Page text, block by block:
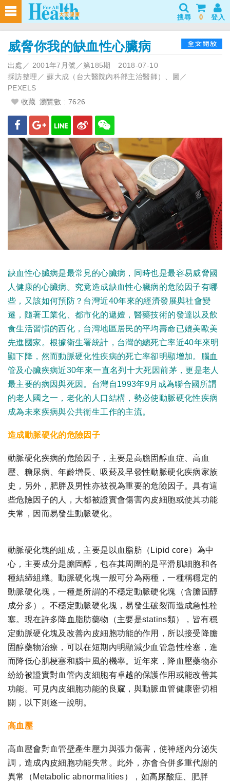
搜尋 0 登入
威脅你我的缺血性心臟病
出處／ 2001年7月號／第185期 2018-07-10
採訪整理／ 蘇大成（台大醫院內科部主治醫師）、圖／
PEXELS
收藏 瀏覽數 : 7626
缺血性心臟病是最常見的心臟病，同時也是最容易威脅國
人健康的心臟病。究竟造成缺血性心臟病的危險因子有哪
些，又該如何預防？台灣近40年來的經濟發展與社會變
遷，隨著工業化、都市化的遞嬗，醫藥技術的發達以及飲
食生活習慣的西化，台灣地區居民的平均壽命已媲美歐美
先進國家。根據衛生署統計，台灣的總死亡率近40年來明
顯下降，然而動脈硬化性疾病的死亡率卻明顯增加。腦血
管及心臟疾病近30年來一直名列十大死因前茅，更是老人
最主要的病因與死因。台灣自1993年9月成為聯合國所謂
的老人國之一，老化的人口結構，勢必使動脈硬化性疾病
成為未來疾病與公共衛生工作的主流。
造成動脈硬化的危險因子
動脈硬化疾病的危險因子，主要是高膽固醇血症、高血
壓、糖尿病、年齡增長、吸菸及早發性動脈硬化疾病家族
史，另外，肥胖及男性亦被視為重要的危險因子。具有這
些危險因子的人，大都被證實會傷害內皮細胞或使其功能
失常，因而易發生動脈硬化。
動脈硬化塊的組成，主要是以血脂肪（Lipid core）為中
心，主要成分是膽固醇，包在其周圍的是平滑肌細胞和各
種結締組織。動脈硬化塊一般可分為兩種，一種稱穩定的
動脈硬化塊，一種是所謂的不穩定動脈硬化塊（含膽固醇
成分多）。不穩定動脈硬化塊，易發生破裂而造成急性栓
塞。現在許多降血脂肪藥物（主要是statins類），皆有穩
定動脈硬化塊及改善內皮細胞功能的作用，所以接受降膽
固醇藥物治療，可以在短期內明顯減少血管急性栓塞，進
而降低心肌梗塞和腦中風的機率。近年來，降血壓藥物亦
紛紛被證實對血管內皮細胞有卓越的保護作用或能改善其
功能。可見內皮細胞功能的良窳，與動脈血管健康密切相
關，以下則逐一說明。
高血壓
高血壓會對血管壁產生壓力與張力傷害，使神經內分泌失
調，造成內皮細胞功能失常。此外，亦會合併多重代謝的
異常（Metabolic abnormalities），如高尿酸症、肥胖